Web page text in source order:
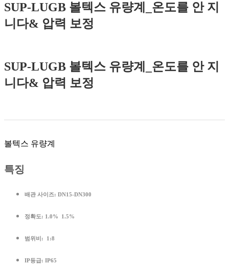
SUP-LUGB 볼텍스 유량계_온도를 안 지
니다& 압력 보정
SUP-LUGB 볼텍스 유량계_온도를 안 지
니다& 압력 보정
볼텍스 유량계
특징
배관 사이즈: DN15-DN300
정확도: 1.0% 1.5%
범위비: 1:8
IP등급: IP65